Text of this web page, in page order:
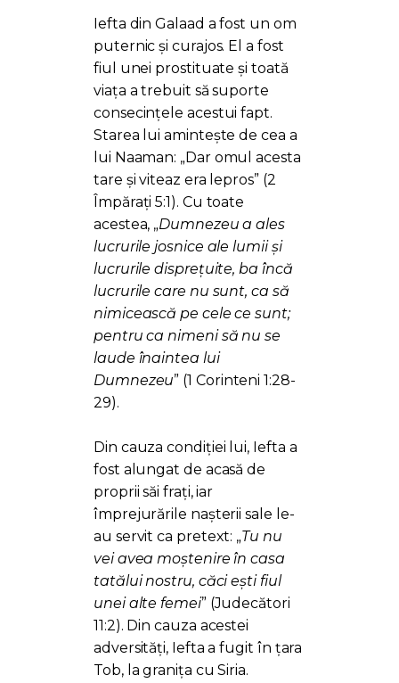
Iefta din Galaad a fost un om
puternic și curajos. El a fost
fiul unei prostituate și toată
viața a trebuit să suporte
consecințele acestui fapt.
Starea lui amintește de cea a
lui Naaman: „Dar omul acesta
tare și viteaz era lepros” (2
Împărați 5:1). Cu toate
acestea, „Dumnezeu a ales
lucrurile josnice ale lumii și
lucrurile disprețuite, ba încă
lucrurile care nu sunt, ca să
nimicească pe cele ce sunt;
pentru ca nimeni să nu se
laude înaintea lui
Dumnezeu” (1 Corinteni 1:28-
29).
Din cauza condiției lui, Iefta a
fost alungat de acasă de
proprii săi frați, iar
împrejurările nașterii sale le-
au servit ca pretext: „Tu nu
vei avea moștenire în casa
tatălui nostru, căci ești fiul
unei alte femei” (Judecători
11:2). Din cauza acestei
adversități, Iefta a fugit în țara
Tob, la granița cu Siria.